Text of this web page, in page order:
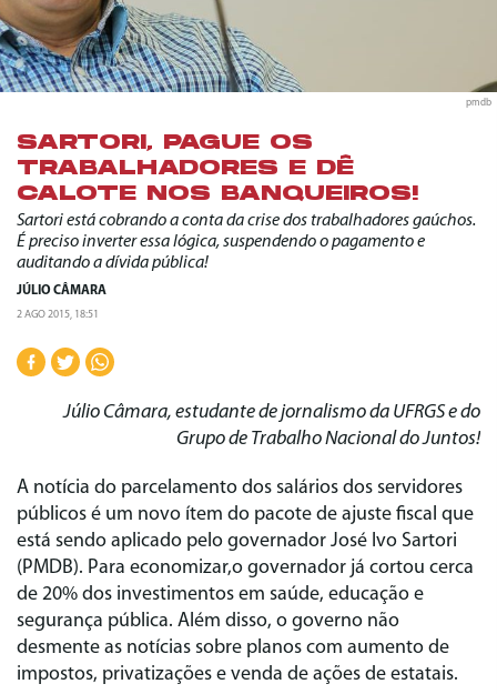
pmdb
SARTORI, PAGUE OS
TRABALHADORES E DÊ
CALOTE NOS BANQUEIROS!
Sartori está cobrando a conta da crise dos trabalhadores gaúchos.
É preciso inverter essa lógica, suspendendo o pagamento e
auditando a dívida pública!
JÚLIO CÂMARA
2 AGO 2015, 18:51
Júlio Câmara, estudante de jornalismo da UFRGS e do
Grupo de Trabalho Nacional do Juntos!
A notícia do parcelamento dos salários dos servidores
públicos é um novo ítem do pacote de ajuste fiscal que
está sendo aplicado pelo governador José Ivo Sartori
(PMDB). Para economizar,o governador já cortou cerca
de 20% dos investimentos em saúde, educação e
segurança pública. Além disso, o governo não
desmente as notícias sobre planos com aumento de
impostos, privatizações e venda de ações de estatais.